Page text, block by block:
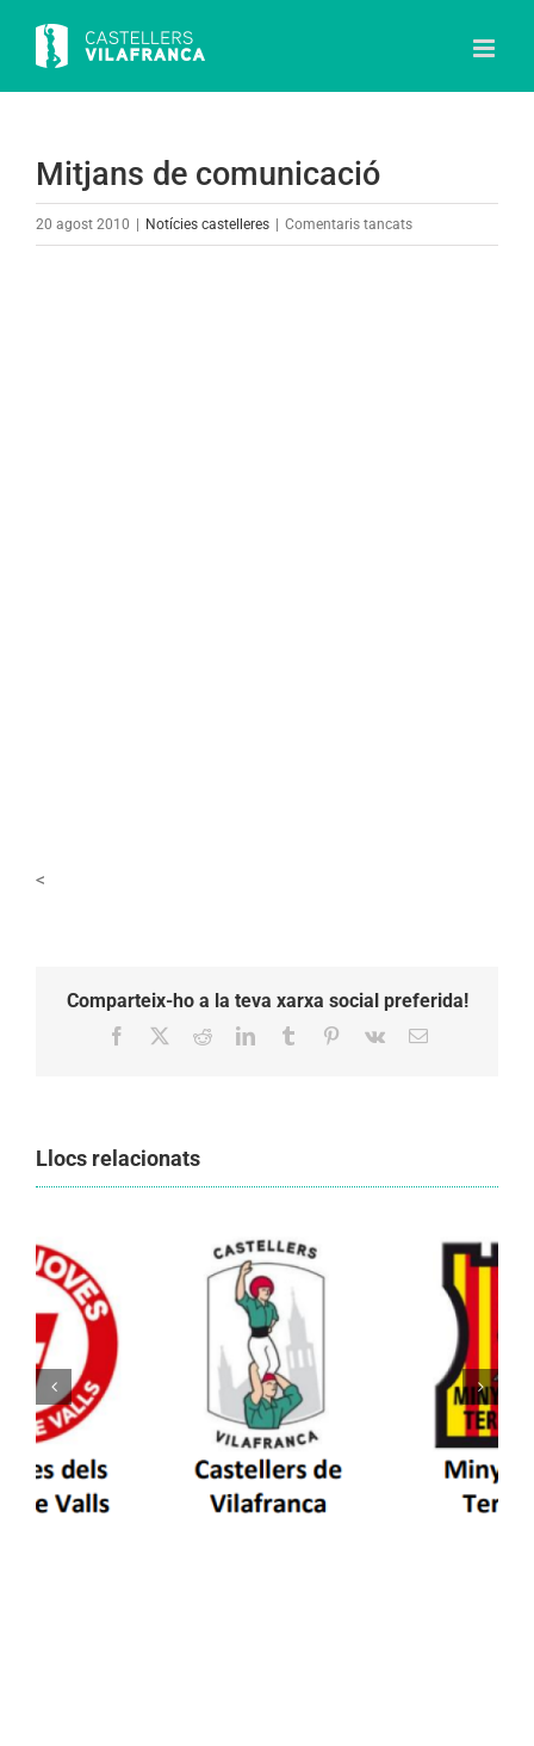
content
Mitjans de comunicació
20 agost 2010 Notícies castelleres Comentaris tancatsa
<
Comparteix-ho a la teva xarxa social preferida!
Facebook RedditLinkedInTumblr Pinterest
Vk Email:
Llocs relacionats
Els Castellers de Vilafranca unieixen tradició i
patrimoni en un viatge de colla a la Vall
d’Aran i a la Vall de Boí